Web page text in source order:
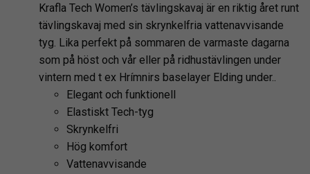
Krafla Tech Women’s tävlingskavaj är en riktig året runt
tävlingskavaj med sin skrynkelfria vattenavvisande
tyg. Lika perfekt på sommaren de varmaste dagarna
som på höst och vår eller på ridhustävlingen under
vintern med t ex Hrímnirs baselayer Elding under..
Elegant och funktionell
Elastiskt Tech-tyg
Skrynkelfri
Hög komfort
Vattenavvisande